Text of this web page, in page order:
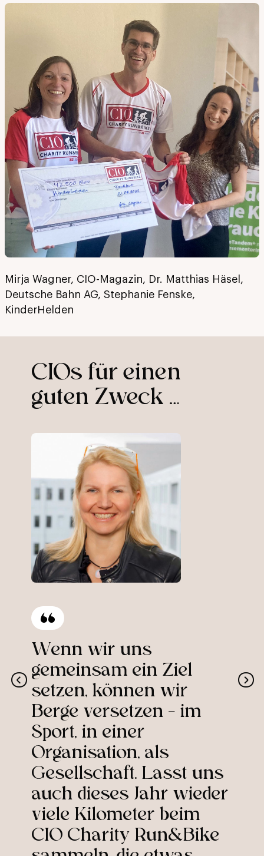
Mirja Wagner, CIO-Magazin, Dr. Matthias Häsel,
Deutsche Bahn AG, Stephanie Fenske,
KinderHelden
CIOs für einen
guten Zweck …
Wenn wir uns
gemeinsam ein Ziel
setzen, können wir
Berge versetzen – im
Sport, in einer
Organisation, als
Gesellschaft. Lasst uns
auch dieses Jahr wieder
viele Kilometer beim
CIO Charity Run&Bike